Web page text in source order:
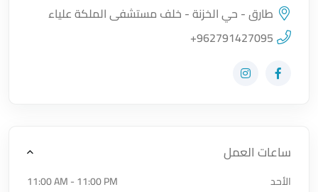
اضغط لتحميل الموقع
طارق - حي الخزنة - خلف مستشفى الملكة علياء
+962791427095
زيارة حساب المتجر على Facebook-f
زيارة حساب المتجر على Instagram
ساعات العمل
الأحد
11:00 AM - 11:00 PM